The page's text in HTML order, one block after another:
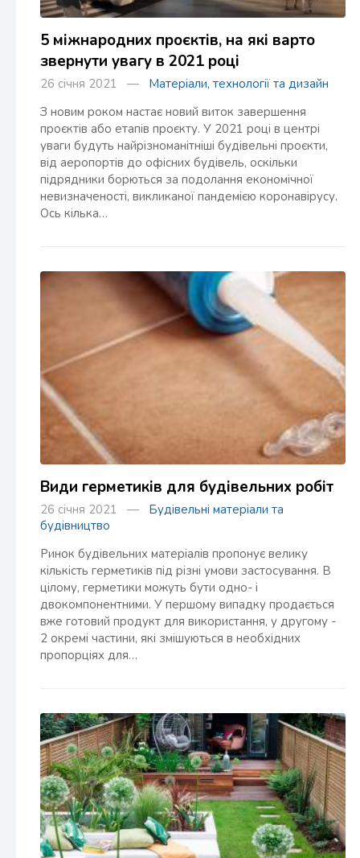
5 міжнародних проєктів, на які варто
звернути увагу в 2021 році
26 січня 2021 — Матеріали, технології та дизайн
З новим роком настає новий виток завершення
проєктів або етапів проєкту. У 2021 році в центрі
уваги будуть найрізноманітніші будівельні проєкти,
від аеропортів до офісних будівель, оскільки
підрядники борються за подолання економічної
невизначеності, викликаної пандемією коронавірусу.
Ось кілька…
Види герметиків для будівельних робіт
26 січня 2021 — Будівельні матеріали та
будівництво
Ринок будівельних матеріалів пропонує велику
кількість герметиків під різні умови застосування. В
цілому, герметики можуть бути одно- і
двокомпонентними. У першому випадку продається
вже готовий продукт для використання, у другому -
2 окремі частини, які змішуються в необхідних
пропорціях для…